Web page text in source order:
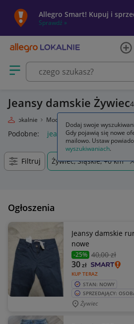
Allegro Smart! Kupuj i
Sprawdź »
Otwórz menu z kategoriami
Jeansy damskie Żywiec4
Lokalnie Moda
Podobne: jeansy jeansy damskie
Filtruj Żywiec, Śląskie, +0 km
Ogłoszenia
Jeansy damskie
nowe
-25% 40,00 zł
KUP TERAZ
30zł
STAN: NOWY
SPRZEDAJĄCY:
Żywiec
Dodaj swoje
Gdy pojawią się nowe
mailowo. Ustaw
wyszukiwaniach.